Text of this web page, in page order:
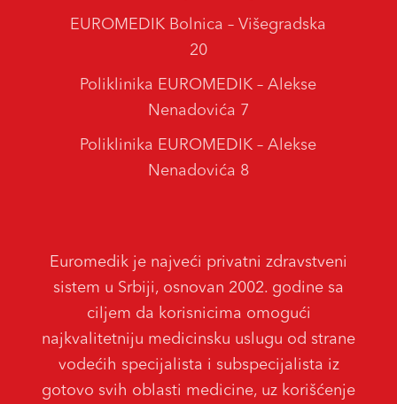
Euromedik je najveći privatni zdravstveni
sistem u Srbiji, osnovan 2002. godine sa
ciljem da korisnicima omogući
najkvalitetniju medicinsku uslugu od strane
vodećih specijalista i subspecijalista iz
gotovo svih oblasti medicine, uz korišćenje
EUROMEDIK Bolnica – Višegradska
20
Poliklinika EUROMEDIK – Alekse
Nenadovića 7
Poliklinika EUROMEDIK – Alekse
Nenadovića 8